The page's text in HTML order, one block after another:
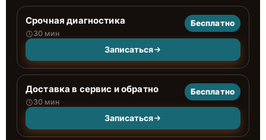
Срочная диагностика
30 мин
Бесплатно
Записаться
Доставка в сервис и обратно
30 мин
Бесплатно
Записаться